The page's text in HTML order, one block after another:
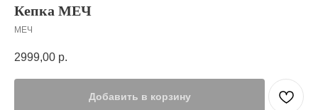
Кепка МЕЧ
МЕЧ
2999,00 р.
Добавить в корзину